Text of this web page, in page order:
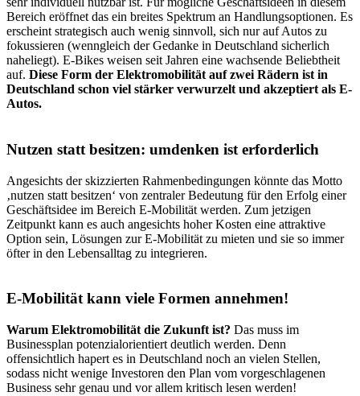
Bereich eröffnet das ein breites Spektrum an Handlungsoptionen. Es
erscheint strategisch auch wenig sinnvoll, sich nur auf Autos zu
fokussieren (wenngleich der Gedanke in Deutschland sicherlich
naheliegt). E-Bikes weisen seit Jahren eine wachsende Beliebtheit
auf. Diese Form der Elektromobilität auf zwei Rädern ist in
Deutschland schon viel stärker verwurzelt und akzeptiert als E-
Autos.
Nutzen statt besitzen: umdenken ist erforderlich
Angesichts der skizzierten Rahmenbedingungen könnte das Motto
‚nutzen statt besitzen‘ von zentraler Bedeutung für den Erfolg einer
Geschäftsidee im Bereich E-Mobilität werden. Zum jetzigen
Zeitpunkt kann es auch angesichts hoher Kosten eine attraktive
Option sein, Lösungen zur E-Mobilität zu mieten und sie so immer
öfter in den Lebensalltag zu integrieren.
E-Mobilität kann viele Formen annehmen!
Warum Elektromobilität die Zukunft ist? Das muss im
Businessplan potenzialorientiert deutlich werden. Denn
offensichtlich hapert es in Deutschland noch an vielen Stellen,
sodass nicht wenige Investoren den Plan vom vorgeschlagenen
Business sehr genau und vor allem kritisch lesen werden!